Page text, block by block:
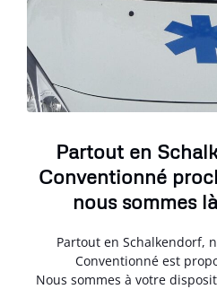
Partout en
Conventionné
nous sommes
Partout en Schalkendorf,
Conventionné est
Nous sommes à votre